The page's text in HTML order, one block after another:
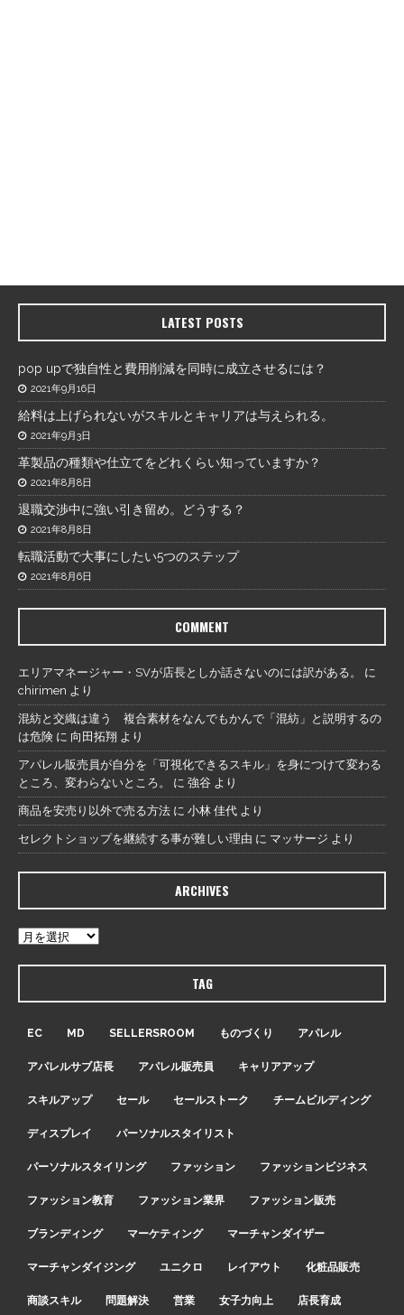
LATEST POSTS
pop upで独自性と費用削減を同時に成立させるには？
2021年9月16日
給料は上げられないがスキルとキャリアは与えられる。
2021年9月3日
革製品の種類や仕立てをどれくらい知っていますか？
2021年8月8日
退職交渉中に強い引き留め。どうする？
2021年8月8日
転職活動で大事にしたい5つのステップ
2021年8月6日
COMMENT
エリアマネージャー・SVが店長としか話さないのには訳がある。
に
chirimen より
混紡と交織は違う 複合素材をなんでもかんで「混紡」と説明するの
は危険 に 向田拓翔 より
アパレル販売員が自分を「可視化できるスキル」を身につけて変わる
ところ、変わらないところ。
に 強谷 より
商品を安売り以外で売る方法 に 小林 佳代 より
セレクトショップを継続する事が難しい理由 に マッサージ より
ARCHIVES
TAG
EC MD SELLERSROOM ものづくり アパレル
アパレルサブ店長 アパレル販売員 キャリアアップ
スキルアップ セール セールストーク チームビルディング
ディスプレイ パーソナルスタイリスト
パーソナルスタイリング ファッション ファッションビジネス
ファッション教育 ファッション業界 ファッション販売
ブランディング マーケティング マーチャンダイザー
マーチャンダイジング ユニクロ レイアウト 化粧品販売
商談スキル 問題解決 営業 女子力向上 店長育成